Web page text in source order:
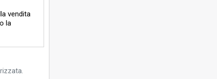
vendita
la